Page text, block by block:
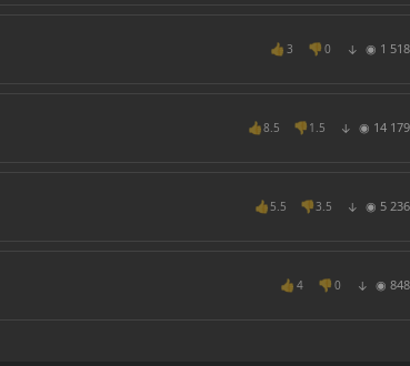
👍 3 👎 0 ↓ ◉ 1 518
👍8.5 👎 1.5 ↓ ◉ 14 179
👍5.5 👎3.5 ↓ ◉ 5 236
👍 4 👎 0 ↓ ◉ 848